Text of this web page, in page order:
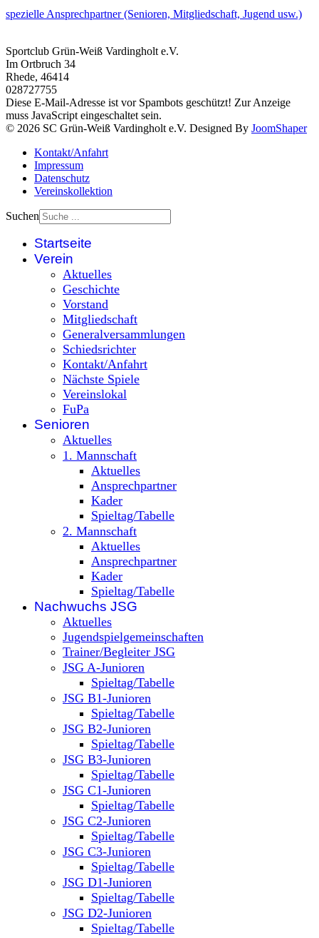
spezielle Ansprechpartner (Senioren, Mitgliedschaft, Jugend usw.)
Sportclub Grün-Weiß Vardingholt e.V.
Im Ortbruch 34
Rhede, 46414
028727755
Diese E-Mail-Adresse ist vor Spambots geschützt! Zur Anzeige
muss JavaScript eingeschaltet sein.
© 2026 SC Grün-Weiß Vardingholt e.V. Designed By JoomShaper
Kontakt/Anfahrt
Impressum
Datenschutz
Vereinskollektion
Suchen
Startseite
Verein
Aktuelles
Geschichte
Vorstand
Mitgliedschaft
Generalversammlungen
Schiedsrichter
Kontakt/Anfahrt
Nächste Spiele
Vereinslokal
FuPa
Senioren
Aktuelles
1. Mannschaft
Aktuelles
Ansprechpartner
Kader
Spieltag/Tabelle
2. Mannschaft
Aktuelles
Ansprechpartner
Kader
Spieltag/Tabelle
Nachwuchs JSG
Aktuelles
Jugendspielgemeinschaften
Trainer/Begleiter JSG
JSG A-Junioren
Spieltag/Tabelle
JSG B1-Junioren
Spieltag/Tabelle
JSG B2-Junioren
Spieltag/Tabelle
JSG B3-Junioren
Spieltag/Tabelle
JSG C1-Junioren
Spieltag/Tabelle
JSG C2-Junioren
Spieltag/Tabelle
JSG C3-Junioren
Spieltag/Tabelle
JSG D1-Junioren
Spieltag/Tabelle
JSG D2-Junioren
Spieltag/Tabelle